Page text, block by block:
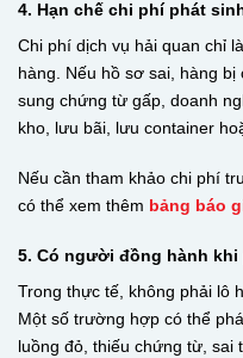
4. Hạn chế chi phí phát
Chi phí dịch vụ hải quan chỉ
hàng. Nếu hồ sơ sai, hàng
sung chứng từ gấp, doanh
kho, lưu bãi, lưu container
Nếu cần tham khảo chi phí
có thể xem thêm bảng báo
5. Có người đồng hành
Trong thực tế, không phải lô
Một số trường hợp có thể
luồng đỏ, thiếu chứng từ, sai